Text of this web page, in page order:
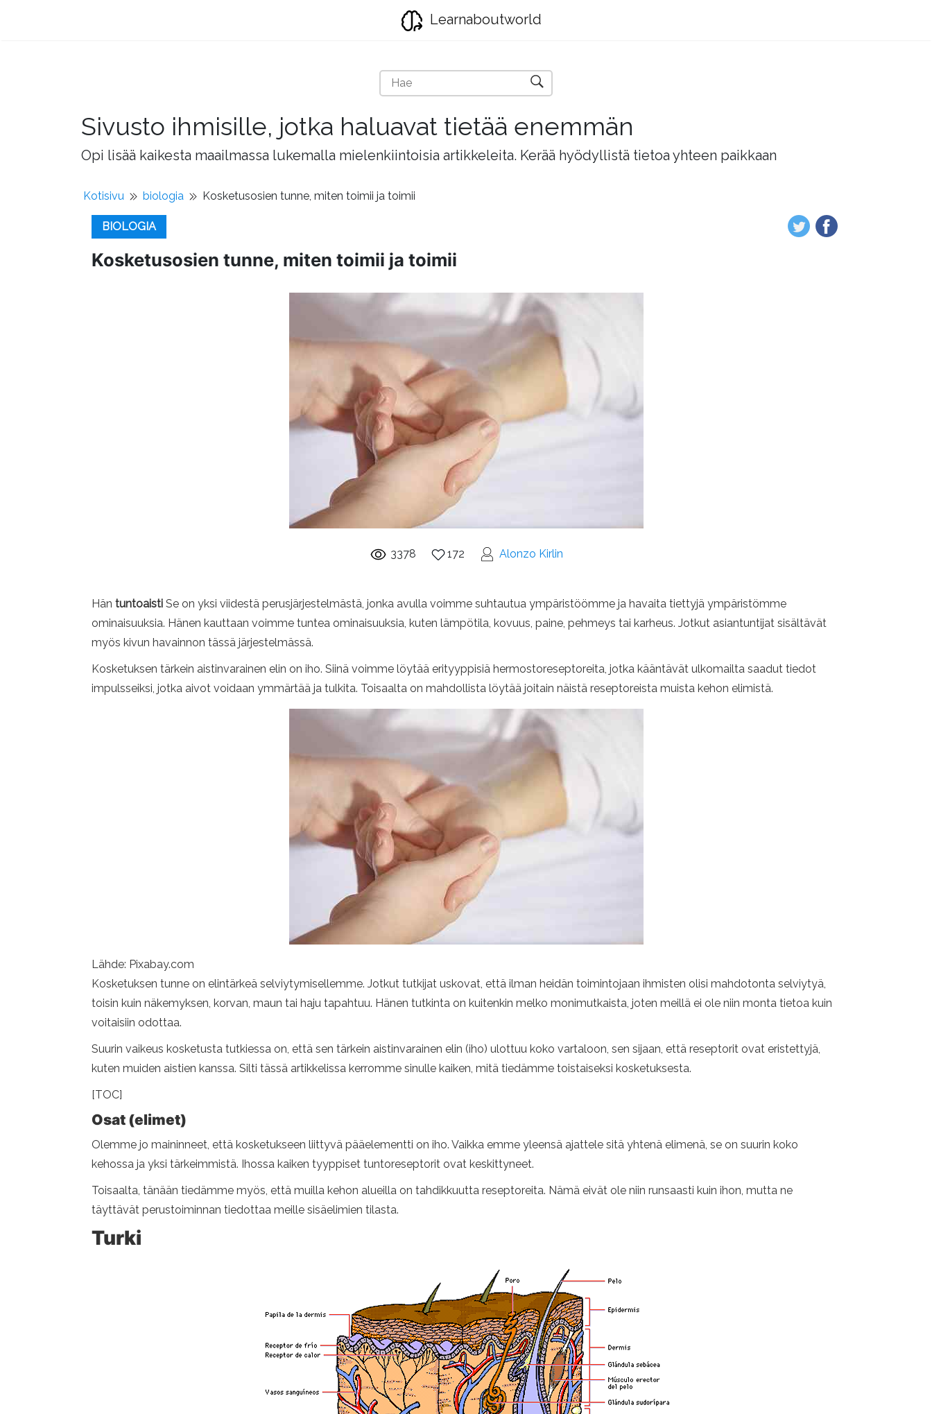
Learnaboutworld
Sivusto ihmisille, jotka haluavat tietää enemmän
Opi lisää kaikesta maailmassa lukemalla mielenkiintoisia artikkeleita. Kerää hyödyllistä tietoa yhteen paikkaan
Kotisivu biologia Kosketusosien tunne, miten toimii ja toimii
BIOLOGIA
Kosketusosien tunne, miten toimii ja toimii
3378 172 Alonzo Kirlin
Hän tuntoaisti Se on yksi viidestä perusjärjestelmästä, jonka avulla voimme suhtautua ympäristöömme ja havaita tiettyjä ympäristömme
ominaisuuksia. Hänen kauttaan voimme tuntea ominaisuuksia, kuten lämpötila, kovuus, paine, pehmeys tai karheus. Jotkut asiantuntijat sisältävät
myös kivun havainnon tässä järjestelmässä.
Kosketuksen tärkein aistinvarainen elin on iho. Siinä voimme löytää erityyppisiä hermostoreseptoreita, jotka kääntävät ulkomailta saadut tiedot
impulsseiksi, jotka aivot voidaan ymmärtää ja tulkita. Toisaalta on mahdollista löytää joitain näistä reseptoreista muista kehon elimistä.
Lähde: Pixabay.com
Kosketuksen tunne on elintärkeä selviytymisellemme. Jotkut tutkijat uskovat, että ilman heidän toimintojaan ihmisten olisi mahdotonta selviytyä,
toisin kuin näkemyksen, korvan, maun tai haju tapahtuu. Hänen tutkinta on kuitenkin melko monimutkaista, joten meillä ei ole niin monta tietoa kuin
voitaisiin odottaa.
Suurin vaikeus kosketusta tutkiessa on, että sen tärkein aistinvarainen elin (iho) ulottuu koko vartaloon, sen sijaan, että reseptorit ovat eristettyjä,
kuten muiden aistien kanssa. Silti tässä artikkelissa kerromme sinulle kaiken, mitä tiedämme toistaiseksi kosketuksesta.
[TOC]
Osat (elimet)
Olemme jo maininneet, että kosketukseen liittyvä pääelementti on iho. Vaikka emme yleensä ajattele sitä yhtenä elimenä, se on suurin koko
kehossa ja yksi tärkeimmistä. Ihossa kaiken tyyppiset tuntoreseptorit ovat keskittyneet.
Toisaalta, tänään tiedämme myös, että muilla kehon alueilla on tahdikkuutta reseptoreita. Nämä eivät ole niin runsaasti kuin ihon, mutta ne
täyttävät perustoiminnan tiedottaa meille sisäelimien tilasta.
Turki